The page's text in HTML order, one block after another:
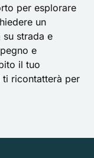
per esplorare
un
strada e
e
il tuo
ricontatterà per